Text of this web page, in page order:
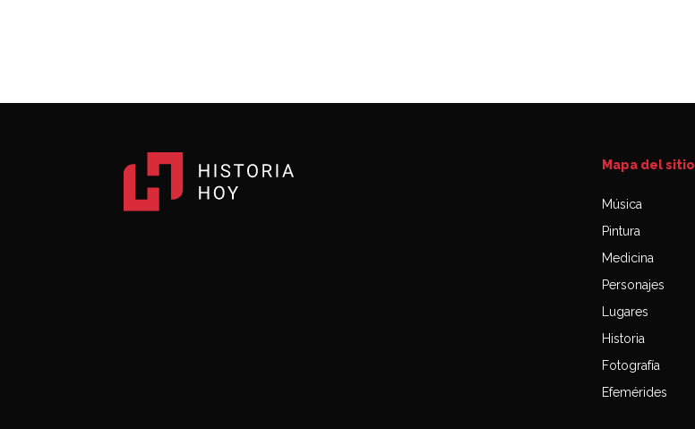
Mapa del sitio
Música
Pintura
Medicina
Personajes
Lugares
Historia
Fotografía
Efemérides